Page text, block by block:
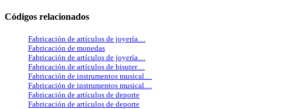
Códigos relacionados
Fabricación de artículos de joyería…
Fabricación de monedas
Fabricación de artículos de joyería…
Fabricación de artículos de bisuter…
Fabricación de instrumentos musical…
Fabricación de instrumentos musical…
Fabricación de artículos de deporte
Fabricación de artículos de deporte